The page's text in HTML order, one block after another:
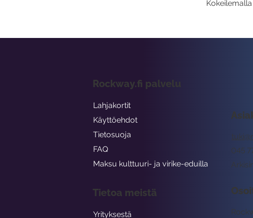
045
Rockway.fi palvelu
Lahjakortit
Käyttöehdot
Tietosuoja
FAQ
Maksu kulttuuri- ja virike-eduilla
Tietoa meistä
Yrityksestä